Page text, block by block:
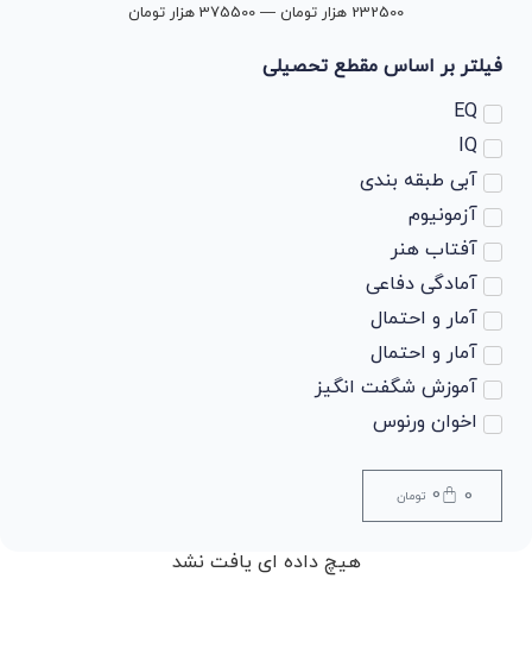
232500 هزار تومان —
375500 هزار تومان
فیلتر بر اساس مقطع تحصیلی
EQ
IQ
آبی طبقه بندی
آزمونیوم
آفتاب هنر
آمادگی دفاعی
آمار و احتمال
آمار و احتمال
آموزش شگفت انگیز
اخوان ورنوس
ادبیات
ادبیات
0 تومان 0
هیچ داده ای یافت نشد